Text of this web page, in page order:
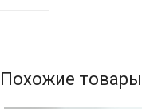
Похожие товары